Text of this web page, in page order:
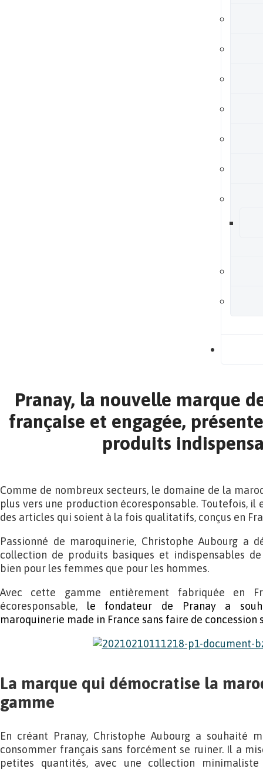
Pranay, la nouvelle marque
française et engagée,
produits
Comme de nombreux secteurs, le domaine de la
plus vers une production écoresponsable. Toutefois,
des articles qui soient à la fois qualitatifs, conçus en
Passionné de maroquinerie, Christophe Aubourg a
collection de produits basiques et indispensables
bien pour les femmes que pour les hommes.
Avec cette gamme entièrement fabriquée en
écoresponsable, le fondateur de Pranay a
maroquinerie made in France sans faire de
La marque qui démocratise la
gamme
En créant Pranay, Christophe Aubourg a souhaité
consommer français sans forcément se ruiner. Il a
petites quantités, avec une collection